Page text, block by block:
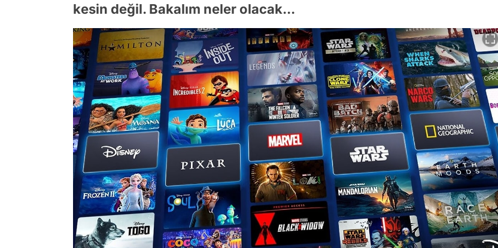
kesin değil. Bakalım neler olacak...